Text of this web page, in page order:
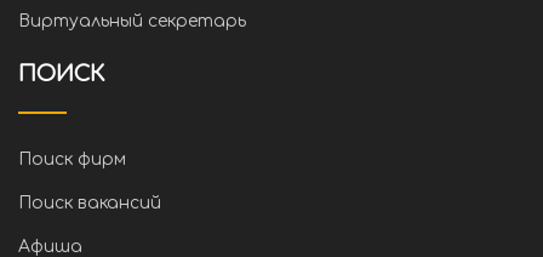
Виртуальный секретарь
ПОИСК
Поиск фирм
Поиск вакансий
Афиша